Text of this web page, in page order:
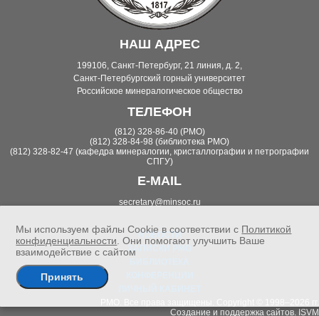
НАШ АДРЕС
199106, Санкт-Петербург, 21 линия, д. 2,
Санкт-Петербургский горный университет
Российское минералогическое общество
ТЕЛЕФОН
(812) 328-86-40 (РМО)
(812) 328-84-98 (библиотека РМО)
(812) 328-82-47 (кафедра минералогии, кристаллографии и петрографии
СПГУ)
E-MAIL
secretary@minsoc.ru
НОВОСТИ
Создание и поддержка сайтов. ISVM
Мы используем файлы Cookie в соответствии с Политикой
конфиденциальности . Они помогают улучшить Ваше
взаимодействие с сайтом
Принять